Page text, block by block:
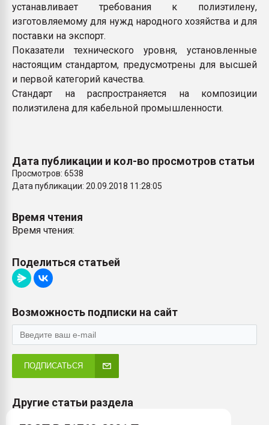
устанавливает требования к полиэтилену,
изготовляемому для нужд народного хозяйства и для
поставки на экспорт.
Показатели технического уровня, установленные
настоящим стандартом, предусмотрены для высшей
и первой категорий качества.
Стандарт на распространяется на композиции
полиэтилена для кабельной промышленности.
Дата публикации и кол-во просмотров статьи
Просмотров: 6538
Дата публикации: 20.09.2018 11:28:05
Время чтения
Время чтения:
Поделиться статьей
Возможность подписки на сайт
ПОДПИСАТЬСЯ
Другие статьи раздела